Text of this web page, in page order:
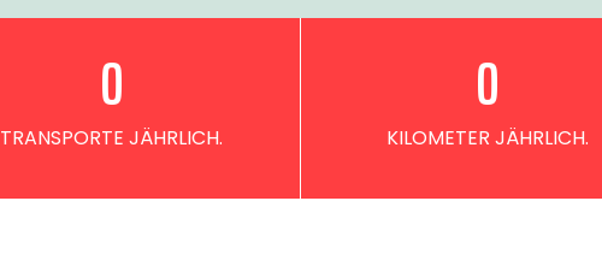
TRANSPORTE JÄHRLICH.
0
KILOMETER JÄHRLICH.
0